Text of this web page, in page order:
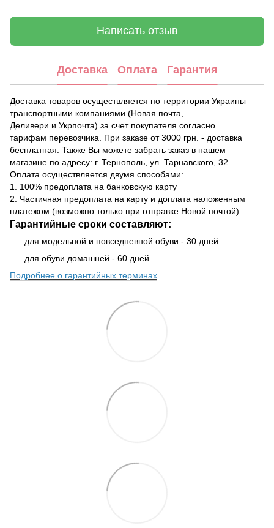
Написать отзыв
Доставка Оплата Гарантия
Доставка товаров осуществляется по территории Украины
транспортными компаниями (Новая почта,
Деливери и Укрпочта) за счет покупателя согласно
тарифам перевозчика. При заказе от 3000 грн. - доставка
бесплатная. Также Вы можете забрать заказ в нашем
магазине по адресу: г. Тернополь, ул. Тарнавского, 32
Оплата осуществляется двумя способами:
1. 100% предоплата на банковскую карту
2. Частичная предоплата на карту и доплата наложенным
платежом (возможно только при отправке Новой почтой).
Гарантийные сроки составляют:
для модельной и повседневной обуви - 30 дней.
для обуви домашней - 60 дней.
Подробнее о гарантийных терминах